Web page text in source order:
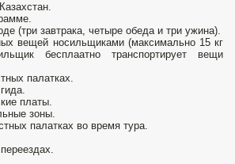
(три завтрака, четыре обеда и три ужина).
вещей носильщиками (максимально 15 кг
бесплаатно транспортирует вещи
палатках.
платы.
зоны.
палатках во время тура.